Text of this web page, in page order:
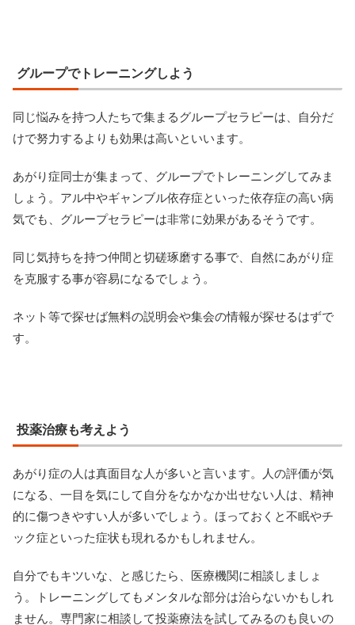
グループでトレーニングしよう
同じ悩みを持つ人たちで集まるグループセラピーは、自分だ
けで努力するよりも効果は高いといいます。
あがり症同士が集まって、グループでトレーニングしてみま
しょう。アル中やギャンブル依存症といった依存症の高い病
気でも、グループセラピーは非常に効果があるそうです。
同じ気持ちを持つ仲間と切磋琢磨する事で、自然にあがり症
を克服する事が容易になるでしょう。
ネット等で探せば無料の説明会や集会の情報が探せるはずで
す。
投薬治療も考えよう
あがり症の人は真面目な人が多いと言います。人の評価が気
になる、一目を気にして自分をなかなか出せない人は、精神
的に傷つきやすい人が多いでしょう。ほっておくと不眠やチ
ック症といった症状も現れるかもしれません。
自分でもキツいな、と感じたら、医療機関に相談しましょ
う。トレーニングしてもメンタルな部分は治らないかもしれ
ません。専門家に相談して投薬療法を試してみるのも良いの